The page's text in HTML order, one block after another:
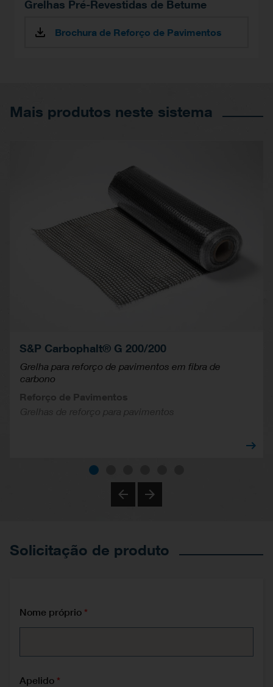
Grelhas Pré-Revestidas de Betume
Brochura de Reforço de Pavimentos
Mais produtos neste sistema
S&P Carbophalt® G 200/200
Grelha para reforço de pavimentos em fibra de
carbono
Reforço de Pavimentos
Grelhas de reforço para pavimentos
Solicitação de produto
Nome próprio
Apelido